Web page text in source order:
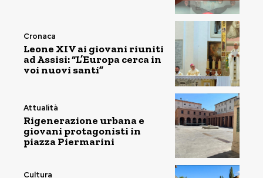
Cronaca
Leone XIV ai giovani riuniti
ad Assisi: “L’Europa cerca in
voi nuovi santi”
Attualità
Rigenerazione urbana e
giovani protagonisti in
piazza Piermarini
Cultura